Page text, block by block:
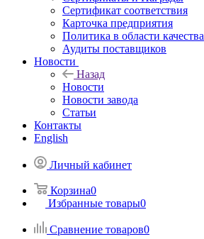
Сертификат соответствия
Карточка предприятия
Политика в области качества
Аудиты поставщиков
Новости
Назад
Новости
Новости завода
Статьи
Контакты
English
Личный кабинет
Корзина0
Избранные товары0
Сравнение товаров0